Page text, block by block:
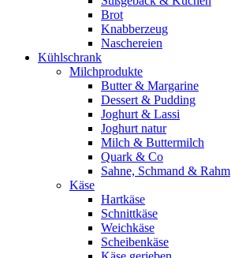
Brot
Knabberzeug
Naschereien
Kühlschrank
Milchprodukte
Butter & Margarine
Dessert & Pudding
Joghurt & Lassi
Joghurt natur
Milch & Buttermilch
Quark & Co
Sahne, Schmand & Rahm
Käse
Hartkäse
Schnittkäse
Weichkäse
Scheibenkäse